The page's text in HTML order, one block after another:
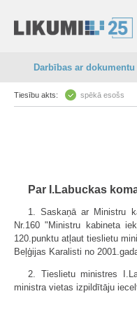
Darbības ar dokumentu
Tiesību akts: spēkā esošs
Par I.Labuckas
1. Saskaņā ar Ministru
Nr.160 "Ministru kabineta
120.punktu atļaut tieslietu
Beļģijas Karalisti no
2. Tieslietu ministres
ministra vietas izpildītāju